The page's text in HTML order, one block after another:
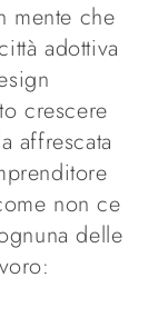
mente che
adottiva
crescere
affrescata
non ce
delle